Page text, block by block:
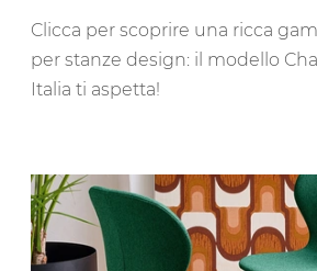
Clicca per scoprire una ricca
per stanze design: il modello
Italia ti aspetta!